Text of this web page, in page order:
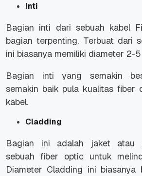
Inti
Bagian inti dari sebuah kabel
bagian terpenting. Terbuat dari
ini biasanya memiliki diameter 2-
Bagian inti yang semakin
semakin baik pula kualitas fiber
kabel.
Cladding
Bagian ini adalah jaket atau
sebuah fiber optic untuk
Diameter Cladding ini